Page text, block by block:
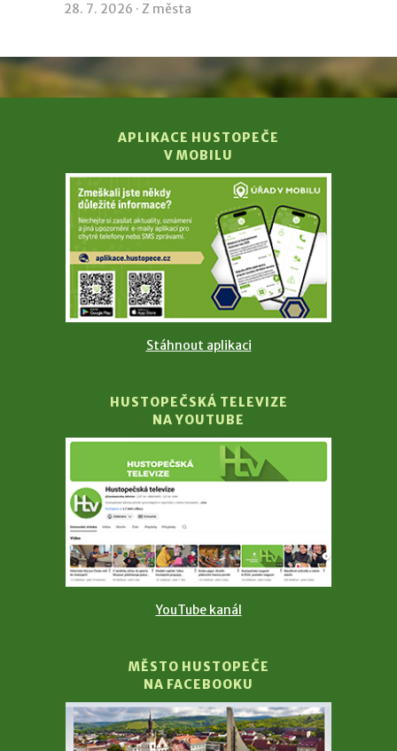
28. 7. 2026 · Z města
APLIKACE HUSTOPEČE
V MOBILU
Stáhnout aplikaci
HUSTOPEČSKÁ TELEVIZE
NA YOUTUBE
YouTube kanál
MĚSTO HUSTOPEČE
NA FACEBOOKU